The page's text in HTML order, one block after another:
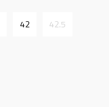
42 42.5